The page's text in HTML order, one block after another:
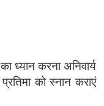
ध्यान करना अनिवार्य
को स्नान कराएं